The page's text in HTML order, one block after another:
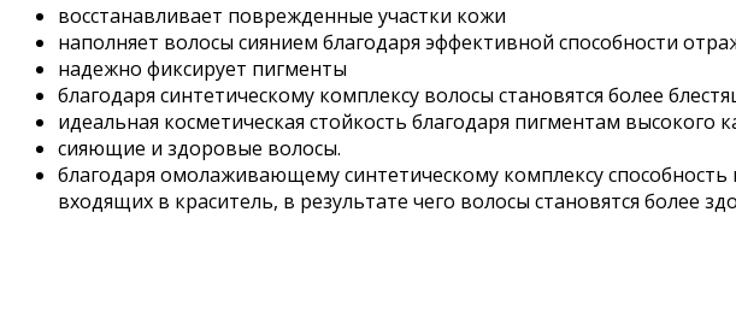
восстанавливает поврежденные участки кожи
наполняет волосы сиянием благодаря эффективной способности
надежно фиксирует пигменты
благодаря синтетическому комплексу волосы становятся более
идеальная косметическая стойкость благодаря пигментам высокого
сияющие и здоровые волосы.
благодаря омолаживающему синтетическому комплексу
входящих в краситель, в результате чего волосы становятся более